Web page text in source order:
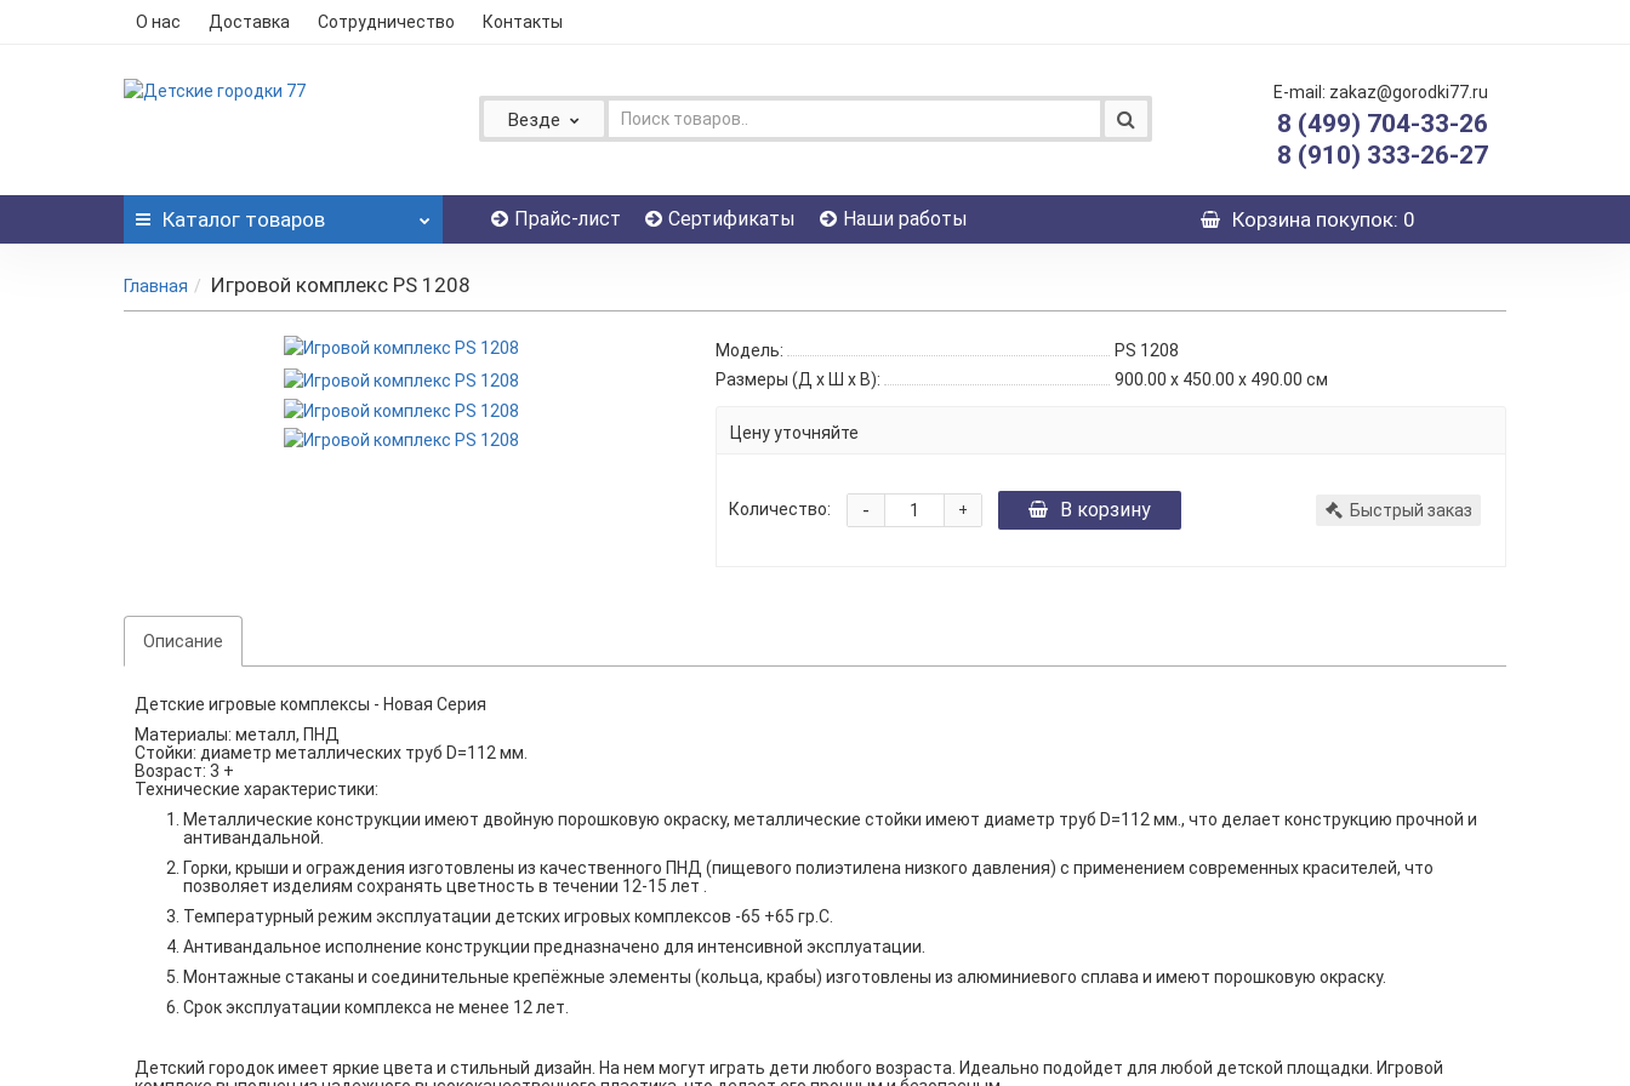
О нас Доставка Сотрудничество Контакты
Везде
E-mail: zakaz@gorodki77.ru
8 (499) 704-33-26
8 (910) 333-26-27
Каталог товаров Прайс-лист Сертификаты Наши работы Корзинапокупок: 0
Главная Игровой комплекс PS 1208
Модель:
PS 1208
Размеры (Д x Ш x В):
900.00 x 450.00 x 490.00 см
Цену уточняйте
Количество: +
- В корзину Быстрый заказ
Описание
Детские игровые комплексы - Новая Серия
Материалы: металл, ПНД
Стойки: диаметр металлических труб D=112 мм.
Возраст: 3 +
Технические характеристики:
Металлические конструкции имеют двойную порошковую окраску, металлические стойки имеют диаметр труб D=112 мм., что делает конструкцию прочной и
антивандальной.
Горки, крыши и ограждения изготовлены из качественного ПНД (пищевого полиэтилена низкого давления) с применением современных красителей, что
позволяет изделиям сохранять цветность в течении 12-15 лет .
Температурный режим эксплуатации детских игровых комплексов -65 +65 гр.С.
Антивандальное исполнение конструкции предназначено для интенсивной эксплуатации.
Монтажные стаканы и соединительные крепёжные элементы (кольца, крабы) изготовлены из алюминиевого сплава и имеют порошковую окраску.
Срок эксплуатации комплекса не менее 12 лет.
Детский городок имеет яркие цвета и стильный дизайн. На нем могут играть дети любого возраста. Идеально подойдет для любой детской площадки. Игровой